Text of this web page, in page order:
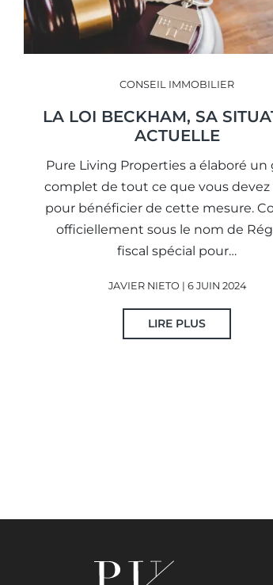
CONSEIL IMMOBILIER
LA LOI BECKHAM, SA
ACTUELLE
Pure Living Properties a élaboré un
complet de tout ce que vous devez
pour bénéficier de cette mesure.
officiellement sous le nom de
fiscal spécial pour…
JAVIER NIETO | 6 JUIN 2024
LIRE PLUS